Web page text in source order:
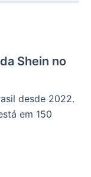
Shein no
desde 2022.
em 150